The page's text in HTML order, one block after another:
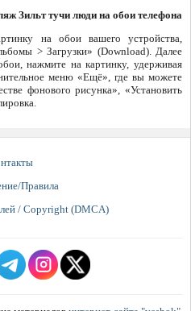
Зильт тучи люди на обои телефона
на обои вашего устройства,
> Загрузки» (Download). Далее
нажмите на картинку, удерживая
меню «Ещё», где вы можете
фонового рисунка», «Установить
Правила
/ Copyright (DMCA)